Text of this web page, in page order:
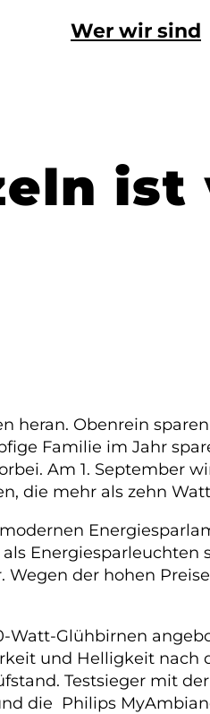
Wer wir sind
ist
Obenrein
Familie im Jahr
Am 1. September
die mehr als zehn
Energiesparleuchten
der hohen
Watt-Glühbirnen
und Helligkeit nach
Testsieger mit
die Philips